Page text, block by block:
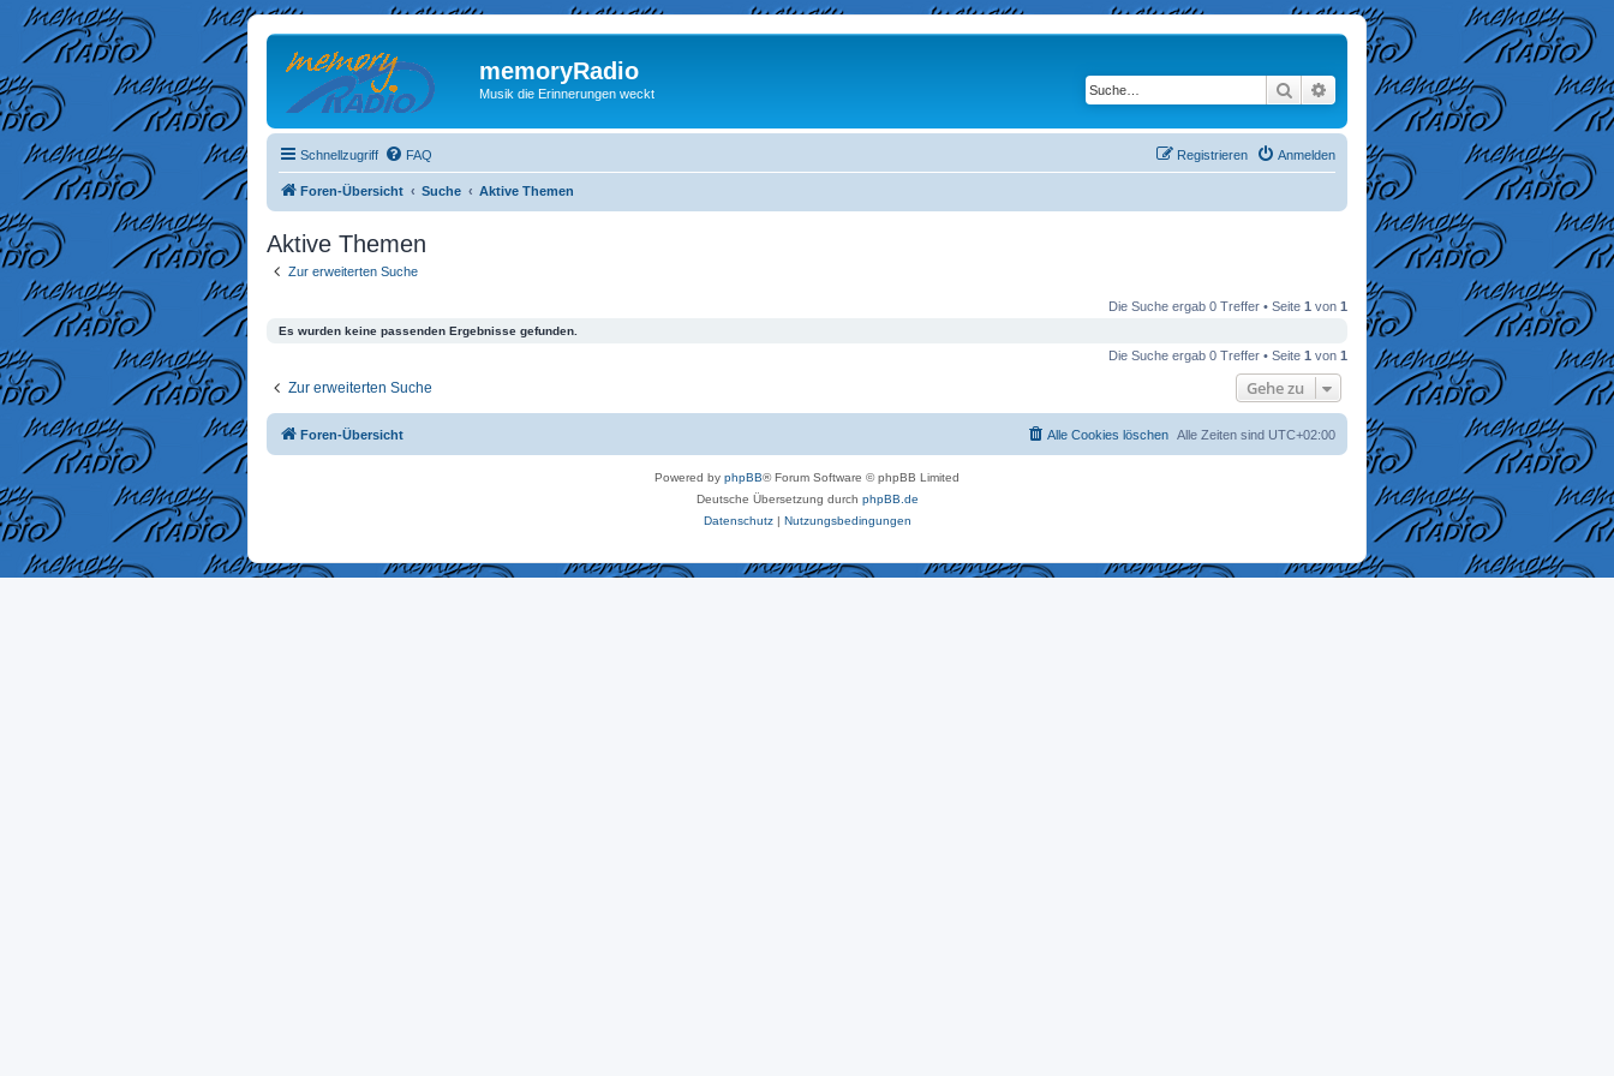
memoryRadio
Musik die Erinnerungen weckt Suche Erweiterte Suche
Schnellzugriff FAQ Anmelden
Registrieren
Foren-Übersicht Suche Aktive Themen
Aktive Themen
Zur erweiterten Suche
Die Suche ergab 0 Treffer • Seite 1 von 1
Es wurden keine passenden Ergebnisse gefunden.
Die Suche ergab 0 Treffer • Seite 1 von 1
Zur erweiterten Suche Gehe zu
Foren-Übersicht Alle Zeiten sind UTC+02:00
Alle Cookies löschen
Powered by phpBB® Forum Software © phpBB Limited
Deutsche Übersetzung durch phpBB.de
Datenschutz| Nutzungsbedingungen